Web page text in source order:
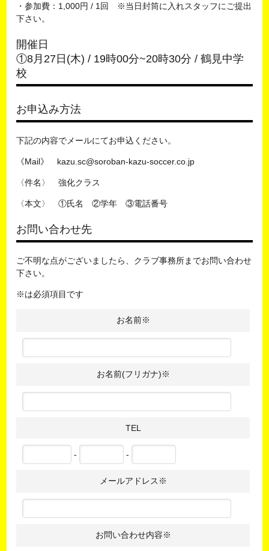
・参加費：1,000円 / 1回 ※当日封筒に入れスタッフにご提出
下さい。
開催日
①8月27日(木) / 19時00分~20時30分 / 鶴見中学
校
お申込み方法
下記の内容でメールにてお申込ください。
《Mail》 kazu.sc@soroban-kazu-soccer.co.jp
〈件名〉 強化クラス
〈本文〉 ①氏名 ②学年 ③電話番号
お問い合わせ先
ご不明な点がございましたら、クラブ事務所までお問い合わせ
下さい。
※は必須項目です
お名前※
お名前(フリガナ)※
TEL
- -
メールアドレス ※
お問い合わせ内容※